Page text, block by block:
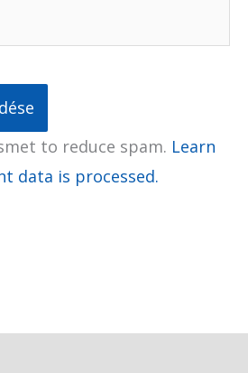
to reduce spam. Learn
data is processed.